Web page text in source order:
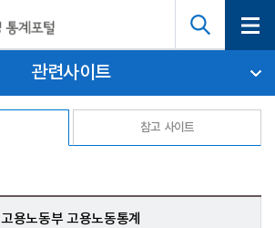
관련사이트
참고 사이트
고용노동부 고용노동통계